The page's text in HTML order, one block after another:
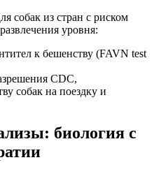
собак из стран с риском
уровня:
к бешенству (FAVN test
CDC,
собак на поездку и
биология с